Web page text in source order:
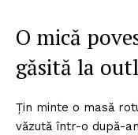
O mică
găsită la
Țin minte o masă
văzută într-o după-